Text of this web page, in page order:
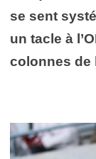
se sent
un tacle à
colonnes de